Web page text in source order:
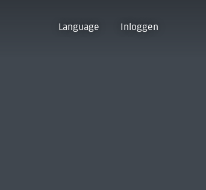
Language Inloggen